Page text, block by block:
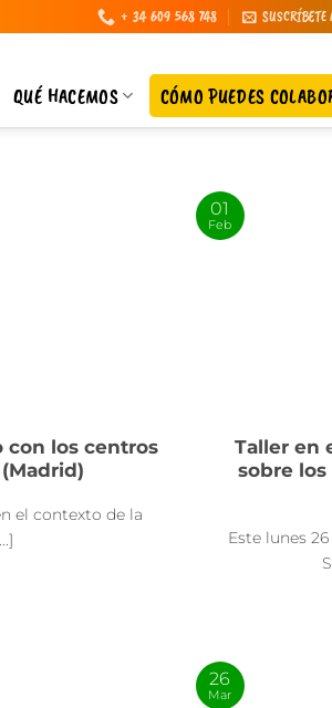
+ 34 609 568 748 SUSCRÍBETE
QUÉ HACEMOS CÓMO PUEDES
con los centros
el contexto de la
Taller en
sobre los
Este lunes
01
Feb
26
Mar